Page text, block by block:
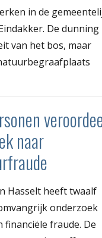
in de
De dunning
van het bos, maar
naar
Hasselt heeft twaalf
onderzoek
financiële fraude. De